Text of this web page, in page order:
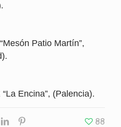
Patio Martín”,
Encina”, (Palencia).
88